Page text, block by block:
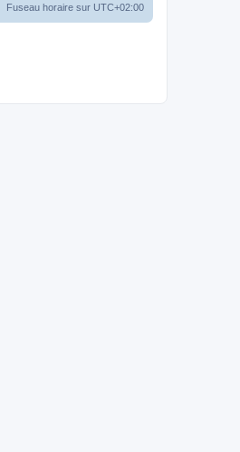
Fuseau horaire sur UTC+02:00